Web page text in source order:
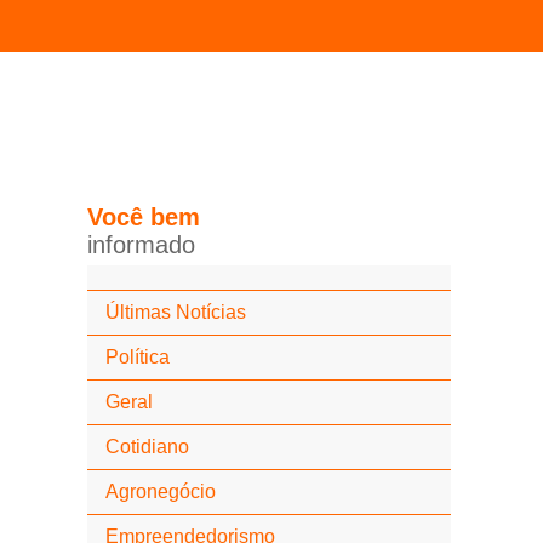
Você bem
informado
Últimas Notícias
Política
Geral
Cotidiano
Agronegócio
Empreendedorismo